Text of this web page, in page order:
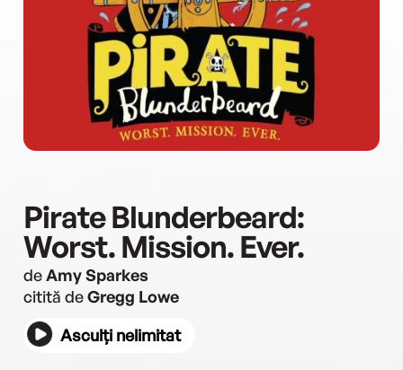
Pirate Blunderbeard:
Worst. Mission. Ever.
deAmy Sparkes
citită deGregg Lowe
Asculți nelimitat